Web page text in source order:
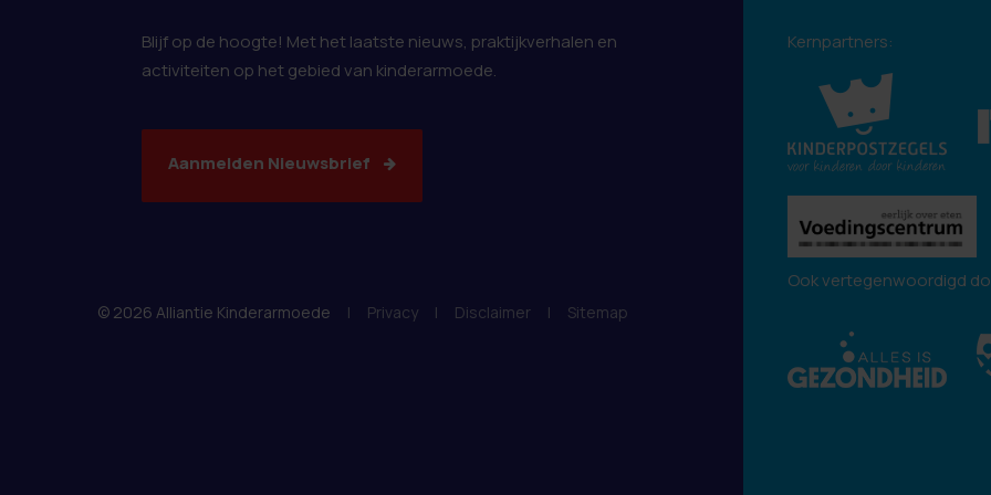
Blijf op de hoogte! Met het laatste nieuws, praktijkverhalen en
activiteiten op het gebied van kinderarmoede.
Aanmelden Nieuwsbrief
© 2026 Alliantie Kinderarmoede | Privacy | Disclaimer | Sitemap
Kernpartners:
Ook vertegenwoordigd